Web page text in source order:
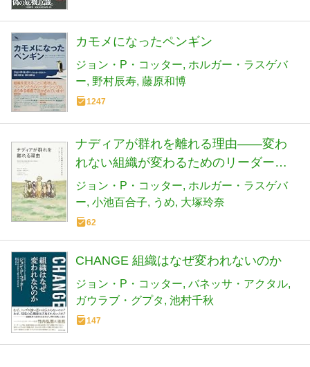
カモメになったペンギン
ジョン・P・コッター ホルガー・ラスゲバ
ー 野村辰寿 藤原和博
1247
ナディアが群れを離れる理由――変わ
れない組織が変わるためのリーダーシ
ップ
ジョン・P・コッター ホルガー・ラスゲバ
ー 小池百合子 うめ 大塚玲奈
62
CHANGE 組織はなぜ変われないのか
ジョン・P・コッター バネッサ・アクタル
ガウラブ・グプタ 池村千秋
147